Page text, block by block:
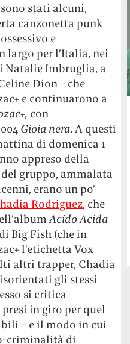
stati alcuni,
canzonetta punk
e
largo per l’Italia, nei
Natalie Imbruglia, a
Dion – che
e continuarono a
con
Gioia nera. A questi
di domenica 1
appreso della
gruppo, ammalata
erano un po’
Rodriguez, che
Acido Acida
Big Fish (che in
l’etichetta Vox
altri trapper, Chadia
gli stessi
si critica
in giro per quel
– e il modo in cui
criminalità di